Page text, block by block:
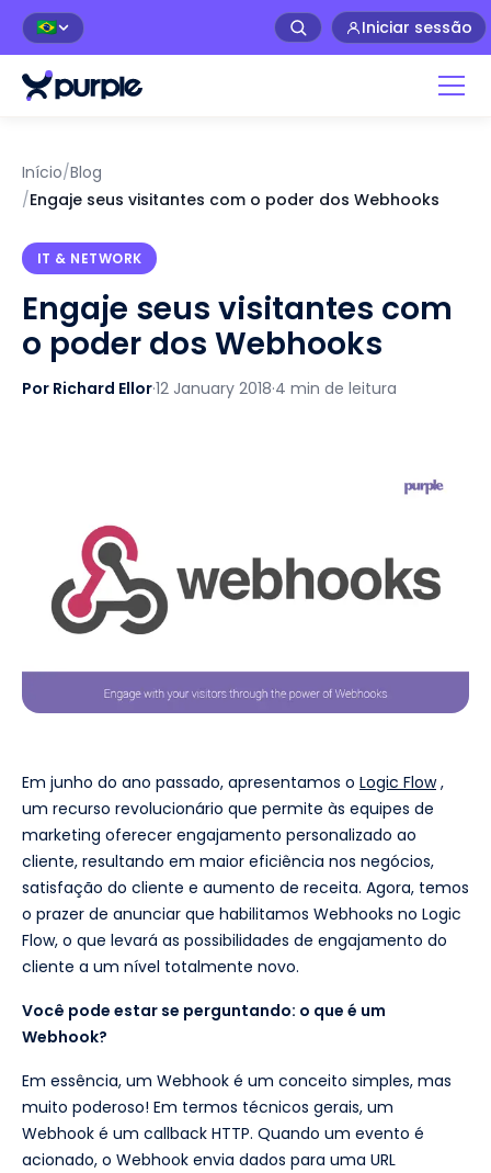
🇧🇷 Iniciar sessão
Início/Blog
/Engaje seus visitantes com o poder dos Webhooks
IT & NETWORK
Engaje seus visitantes com
o poder dos Webhooks
Por Richard Ellor·12 January 2018·4 min de leitura
Em junho do ano passado, apresentamos o Logic Flow,
um recurso revolucionário que permite às equipes de
marketing oferecer engajamento personalizado ao
cliente, resultando em maior eficiência nos negócios,
satisfação do cliente e aumento de receita. Agora, temos
o prazer de anunciar que habilitamos Webhooks no Logic
Flow, o que levará as possibilidades de engajamento do
cliente a um nível totalmente novo.
Você pode estar se perguntando: o que é um
Webhook?
Em essência, um Webhook é um conceito simples, mas
muito poderoso! Em termos técnicos gerais, um
Webhook é um callback HTTP. Quando um evento é
acionado, o Webhook envia dados para uma URL